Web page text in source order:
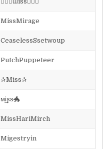
MissMirage
CeaselessSsetwoup
PutchPuppeteer
✰Miss✰
ᴍᎥ͢͢͢ss🐲
MissHariMirch
Migestryin